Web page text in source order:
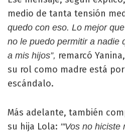
medio de tanta tensión
quedo con eso. Lo mejor
no le puedo permitir a nadie
a mis hijos”, remarcó
su rol como madre está
escándalo.
Más adelante, también
su hija Lola: "'Vos no hiciste